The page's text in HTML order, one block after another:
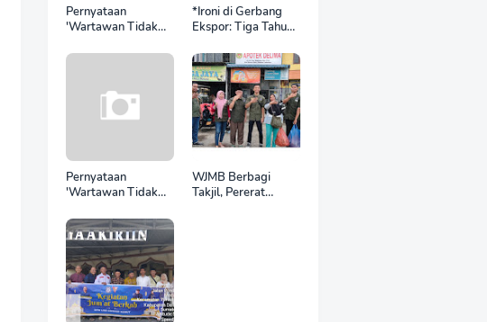
Pernyataan
'Wartawan Tidak
Berujung Laporan
Jelani Christo Kecam
Sikap Hotman Paris
*Ironi di Gerbang
Ekspor: Tiga Tahun
BNCT, Upah Pekerja
Sektor Internasional
Justru Anjlok di
Bawah Sektor
Domestik*
Pernyataan
'Wartawan Tidak
Berujung Laporan
Polisi, Ketum WJMB
Irwansyah Lubis
Kecam Keras Sikap
Hotman Paris
WJMB Berbagi
Takjil, Pererat